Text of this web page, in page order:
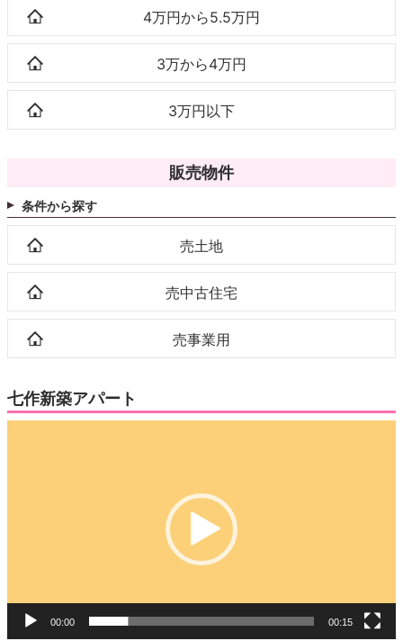
4万円から5.5万円
3万から4万円
3万円以下
販売物件
条件から探す
売土地
売中古住宅
売事業用
七作新築アパート
00:00 00:15